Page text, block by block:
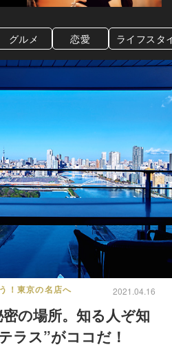
グルメ 恋愛 ライフスタ
！東京の名店へ 2021.04.16
の場所。知る人ぞ知
ラス”がココだ！